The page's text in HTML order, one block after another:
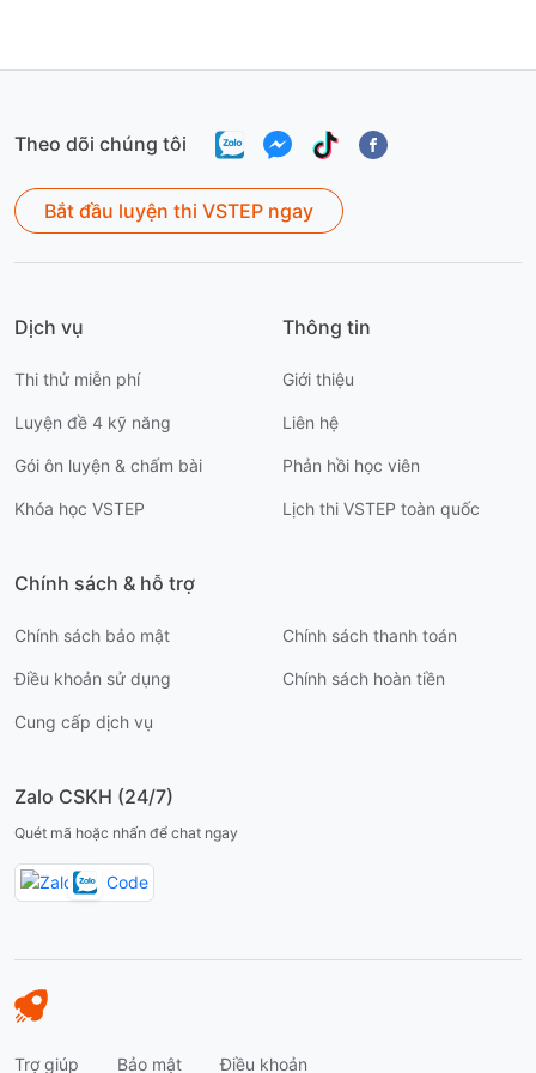
Theo dõi chúng tôi
Bắt đầu luyện thi VSTEP ngay
Dịch vụ
Thi thử miễn phí
Luyện đề 4 kỹ năng
Gói ôn luyện & chấm bài
Khóa học VSTEP
Thông tin
Giới thiệu
Liên hệ
Phản hồi học viên
Lịch thi VSTEP toàn quốc
Chính sách & hỗ trợ
Chính sách bảo mật
Điều khoản sử dụng
Cung cấp dịch vụ
Chính sách thanh toán
Chính sách hoàn tiền
Zalo CSKH (24/7)
Quét mã hoặc nhấn để chat ngay
Trợ giúp Bảo mật Điều khoản